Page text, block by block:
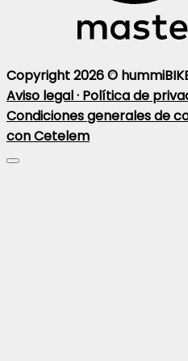
Copyright 2026 ©
Aviso legal · Política de
Condiciones generales de
con Cetelem